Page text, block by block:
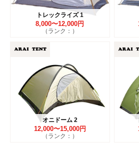
トレックライズ 1
8,000〜12,000円
（ランク：）
オニドーム 2
12,000〜15,000円
（ランク：）